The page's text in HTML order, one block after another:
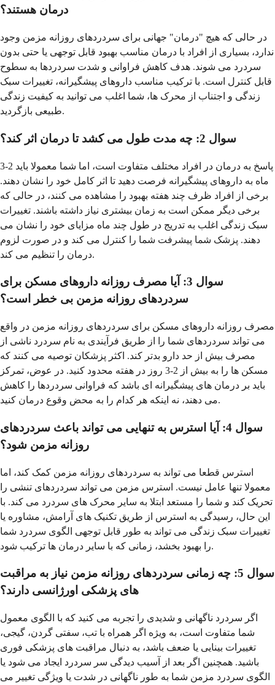
درمان هستند؟
در حالی که هیچ "درمان" جهانی برای سردردهای روزانه مزمن وجود
ندارد، بسیاری از افراد با درمان مناسب بهبود قابل توجهی یا حتی بدون
سردرد می شوند. هدف کاهش فراوانی و شدت سردردها به سطوح
قابل کنترل است. با ترکیب مناسب داروهای پیشگیرانه، تغییرات سبک
زندگی و اجتناب از محرک ها، شما اغلب می توانید به کیفیت زندگی
طبیعی بازگردید.
سوال 2: چه مدت طول می کشد تا درمان اثر کند؟
پاسخ به درمان در افراد مختلف متفاوت است، اما شما معمولا باید 2-3
ماه به داروهای پیشگیرانه فرصت دهید تا اثر کامل خود را نشان دهند.
برخی از افراد ظرف چند هفته بهبود را مشاهده می کنند، در حالی که
برخی دیگر ممکن است به زمان بیشتری نیاز داشته باشند. تغییرات
سبک زندگی اغلب به تدریج در طول چند ماه مزایای خود را نشان می
دهند. پزشک شما پیشرفت شما را کنترل می کند و در صورت لزوم
درمان را تنظیم می کند.
سوال 3: آیا مصرف روزانه داروهای مسکن برای
سردردهای روزانه مزمن بی خطر است؟
مصرف روزانه داروهای مسکن برای سردردهای روزانه مزمن در واقع
می تواند سردردهای شما را از طریق فرآیندی به نام سردرد ناشی از
مصرف بیش از حد دارو بدتر کند. اکثر پزشکان توصیه می کنند که
مسکن ها را به بیش از 2-3 روز در هفته محدود کنید. در عوض، تمرکز
باید بر درمان های پیشگیرانه ای باشد که فراوانی سردردها را کاهش
می دهند، نه اینکه هر کدام را به محض وقوع درمان کنید.
سوال 4: آیا استرس به تنهایی می تواند باعث سردردهای
روزانه مزمن شود؟
استرس قطعا می تواند به سردردهای روزانه مزمن کمک کند، اما
معمولا تنها عامل نیست. استرس مزمن می تواند سردردهای تنشی را
تحریک کند و شما را مستعد ابتلا به سایر محرک های سردرد می کند. با
این حال، رسیدگی به استرس از طریق تکنیک های آرامش، مشاوره یا
تغییرات سبک زندگی می تواند به طور قابل توجهی الگوی سردرد شما
را بهبود بخشد، زمانی که با سایر درمان ها ترکیب شود.
سوال 5: چه زمانی سردردهای روزانه مزمن نیاز به مراقبت
های پزشکی اورژانسی دارند؟
اگر سردرد ناگهانی و شدیدی را تجربه می کنید که با الگوی معمول
شما متفاوت است، به ویژه اگر همراه با تب، سفتی گردن، گیجی،
تغییرات بینایی یا ضعف باشد، به دنبال مراقبت های پزشکی فوری
باشید. همچنین اگر بعد از آسیب دیدگی سر سردرد ایجاد می شود یا
الگوی سردرد مزمن شما به طور ناگهانی در شدت یا ویژگی تغییر می